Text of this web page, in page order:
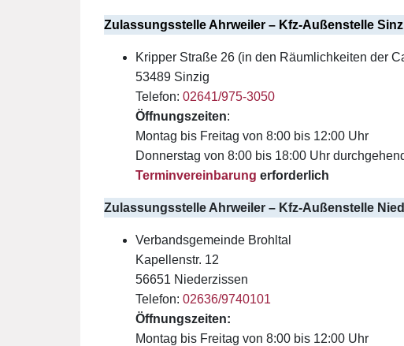
Zulassungsstelle Ahrweiler – Kfz-Außenstelle
Kripper Straße 26 (in den Räumlichkeiten der
53489 Sinzig
Telefon: 02641/975-3050
Öffnungszeiten:
Montag bis Freitag von 8:00 bis 12:00 Uhr
Donnerstag von 8:00 bis 18:00 Uhr
Terminvereinbarung erforderlich
Zulassungsstelle Ahrweiler – Kfz-Außenstelle
Verbandsgemeinde Brohltal
Kapellenstr. 12
56651 Niederzissen
Telefon: 02636/9740101
Öffnungszeiten:
Montag bis Freitag von 8:00 bis 12:00 Uhr